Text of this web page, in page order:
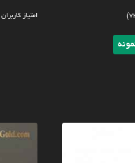
امتیاز کاربران